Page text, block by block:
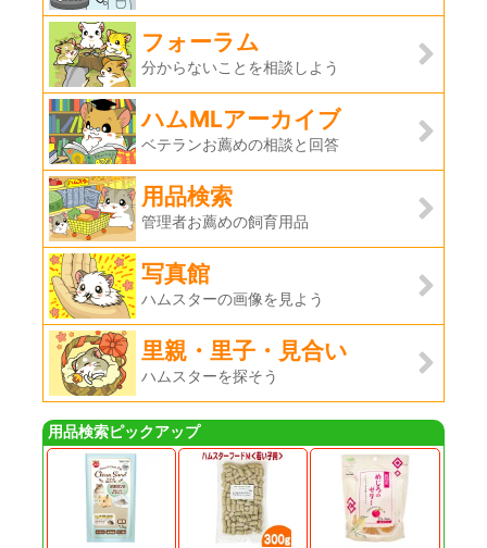
フォーラム
分からないことを相談しよう
ハムMLアーカイブ
ベテランお薦めの相談と回答
用品検索
管理者お薦めの飼育用品
写真館
ハムスターの画像を見よう
里親・里子・見合い
ハムスターを探そう
用品検索ピックアップ